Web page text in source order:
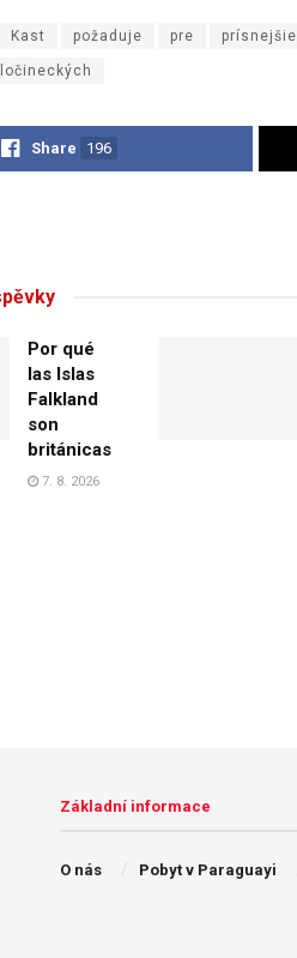
Kast požaduje pre prísnejšie
Share 196
Por qué
las Islas
Falkland
son
británicas
7. 8. 2026
Základní informace
O nás Pobyt v Paraguayi